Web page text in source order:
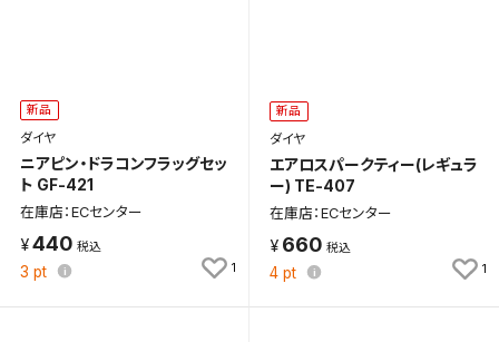
新品
ダイヤ
ニアピン・ドラコンフラッグセッ
ト GF-421
在庫店：ECセンター
440
3 pt 1
新品
ダイヤ
エアロスパークティー(レギュラ
ー) TE-407
在庫店：ECセンター
660
4 pt 1